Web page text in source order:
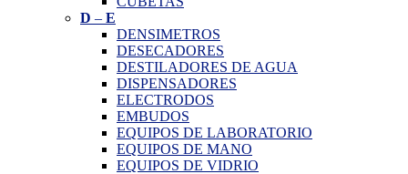
D – E
DENSIMETROS
DESECADORES
DESTILADORES DE AGUA
DISPENSADORES
ELECTRODOS
EMBUDOS
EQUIPOS DE LABORATORIO
EQUIPOS DE MANO
EQUIPOS DE VIDRIO